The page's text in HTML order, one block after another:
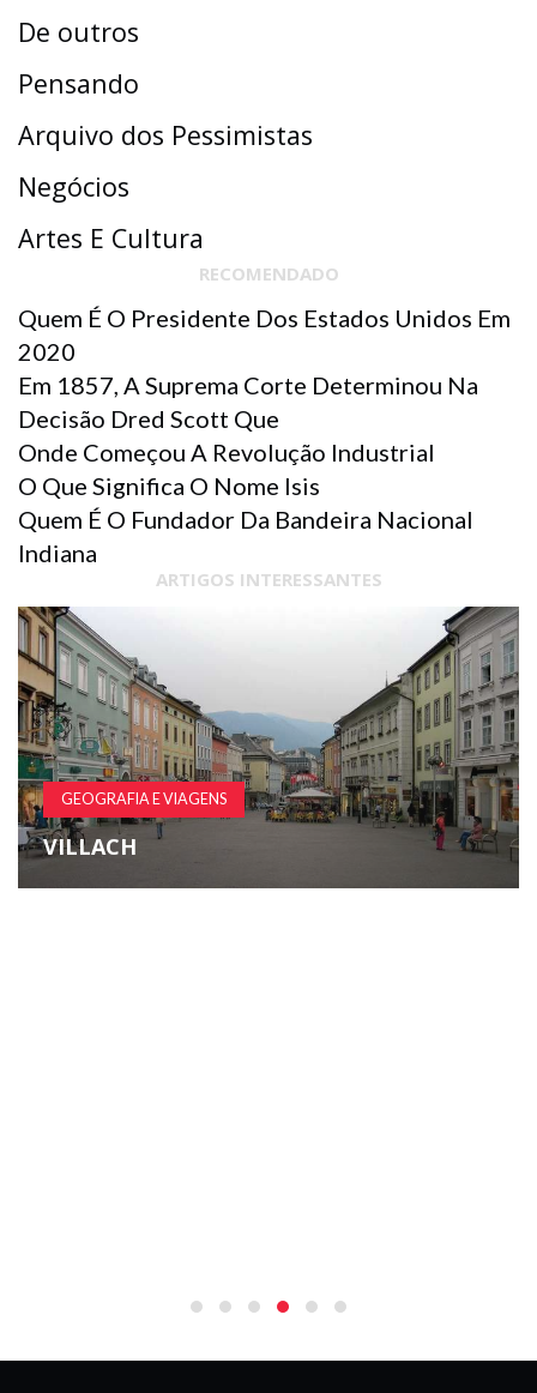
De outros
Pensando
Arquivo dos Pessimistas
Negócios
Artes E Cultura
RECOMENDADO
Quem É O Presidente Dos Estados Unidos Em
2020
Em 1857, A Suprema Corte Determinou Na
Decisão Dred Scott Que
Onde Começou A Revolução Industrial
O Que Significa O Nome Isis
Quem É O Fundador Da Bandeira Nacional
Indiana
ARTIGOS INTERESSANTES
GEOGRAFIA E VIAGENS
VILLACH